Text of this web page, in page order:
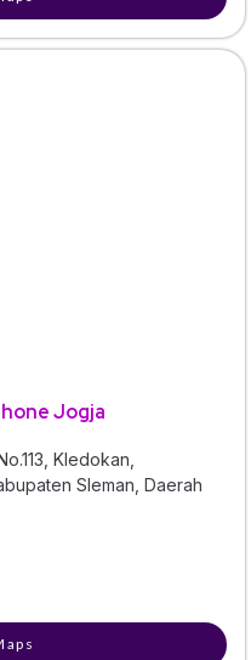
Jogja
Kledokan,
Sleman, Daerah